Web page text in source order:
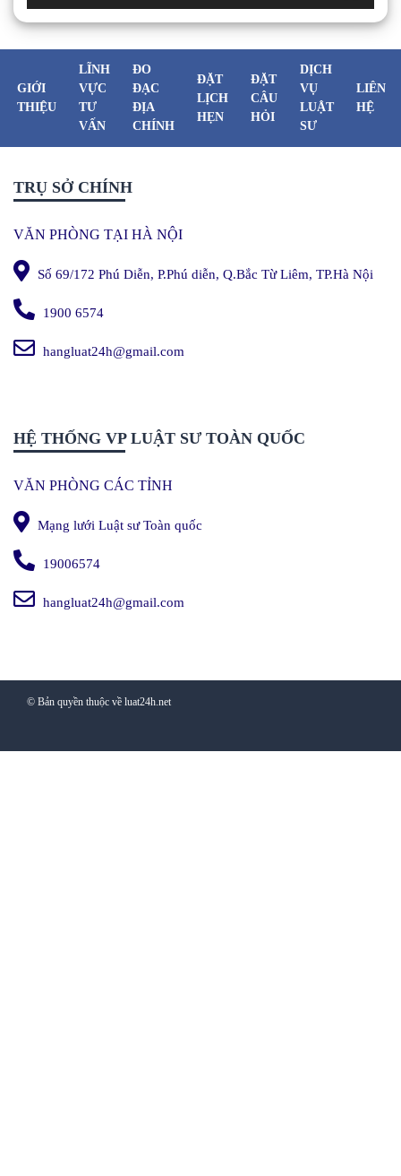
GIỚI
THIỆU
LĨNH
VỰC
TƯ
VẤN
ĐO
ĐẠC
ĐỊA
CHÍNH
ĐẶT
LỊCH
HẸN
ĐẶT
CÂU
HỎI
DỊCH
VỤ
LUẬT
SƯ
LIÊN
HỆ
TRỤ SỞ CHÍNH
VĂN PHÒNG TẠI HÀ NỘI
Số 69/172 Phú Diễn, P.Phú diễn, Q.Bắc Từ Liêm, TP.Hà Nội
1900 6574
hangluat24h@gmail.com
HỆ THỐNG VP LUẬT SƯ TOÀN QUỐC
VĂN PHÒNG CÁC TỈNH
Mạng lưới Luật sư Toàn quốc
19006574
hangluat24h@gmail.com
© Bản quyền thuộc về luat24h.net